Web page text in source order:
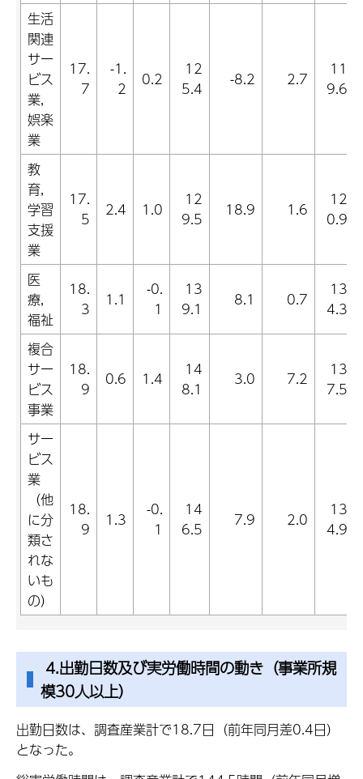
生活
関連
サー
ビス
業,
娯楽
業
17.
7
-1.
2
0.2
12
5.4
-8.2 2.7
11
9.6
教
育,
学習
支援
業
17.
5
2.4 1.0
12
9.5
18.9 1.6
12
0.9
医
療,
福祉
18.
3
1.1
-0.
1
13
9.1
8.1 0.7
13
4.3
複合
サー
ビス
事業
18.
9
0.6 1.4
14
8.1
3.0 7.2
13
7.5
サー
ビス
業
（他
に分
類さ
れな
いも
の）
18.
9
1.3
-0.
1
14
6.5
7.9 2.0
13
4.9
4.出勤日数及び実労働時間の動き（事業所規
模30人以上）
出勤日数は、調査産業計で18.7日（前年同月差0.4日）
となった。